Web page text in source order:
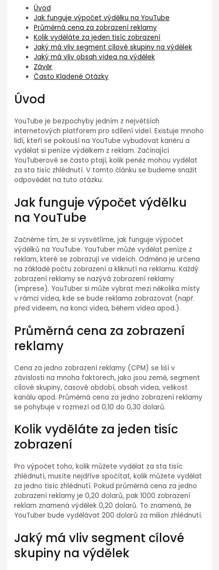
Úvod
Jak funguje výpočet výdělku na YouTube
Průměrná cena za zobrazení reklamy
Kolik vyděláte za jeden tisíc zobrazení
Jaký má vliv segment cílové skupiny na výdělek
Jaký má vliv obsah videa na výdělek
Závěr
Často Kladené Otázky
Úvod
YouTube je bezpochyby jedním z největších
internetových platforem pro sdílení videí. Existuje mnoho
lidí, kteří se pokouší na YouTube vybudovat kariéru a
vydělat si peníze výdělkem z reklam. Začínající
YouTuberové se často ptají, kolik peněz mohou vydělat
za sta tisíc zhlédnutí. V tomto článku se budeme snažit
odpovědět na tuto otázku.
Jak funguje výpočet výdělku
na YouTube
Začněme tím, že si vysvětlíme, jak funguje výpočet
výdělků na YouTube. YouTuber může vydělat peníze z
reklam, které se zobrazují ve videích. Odměna je určena
na základě počtu zobrazení a kliknutí na reklamu. Každý
zobrazení reklamy se nazývá zobrazení reklamy
(imprese). YouTuber si může vybrat mezi několika místy
v rámci videa, kde se bude reklama zobrazovat (např.
před videem, na konci videa, během videa apod.).
Průměrná cena za zobrazení
reklamy
Cena za jedno zobrazení reklamy (CPM) se liší v
závislosti na mnoha faktorech, jako jsou země, segment
cílové skupiny, časové období, obsah videa, velikost
kanálu apod. Průměrná cena za jedno zobrazení reklamy
se pohybuje v rozmezí od 0,10 do 0,30 dolarů.
Kolik vyděláte za jeden tisíc
zobrazení
Pro výpočet toho, kolik můžete vydělat za sta tisíc
zhlédnutí, musíte nejdříve spočítat, kolik můžete vydělat
za jedno tisíc zhlédnutí. Pokud průměrná cena za jedno
zobrazení reklamy je 0,20 dolarů, pak 1000 zobrazení
reklam znamená výdělek 0,20 dolarů. To znamená, že
YouTuber bude vydělávat 200 dolarů za milion zhlédnutí.
Jaký má vliv segment cílové
skupiny na výdělek